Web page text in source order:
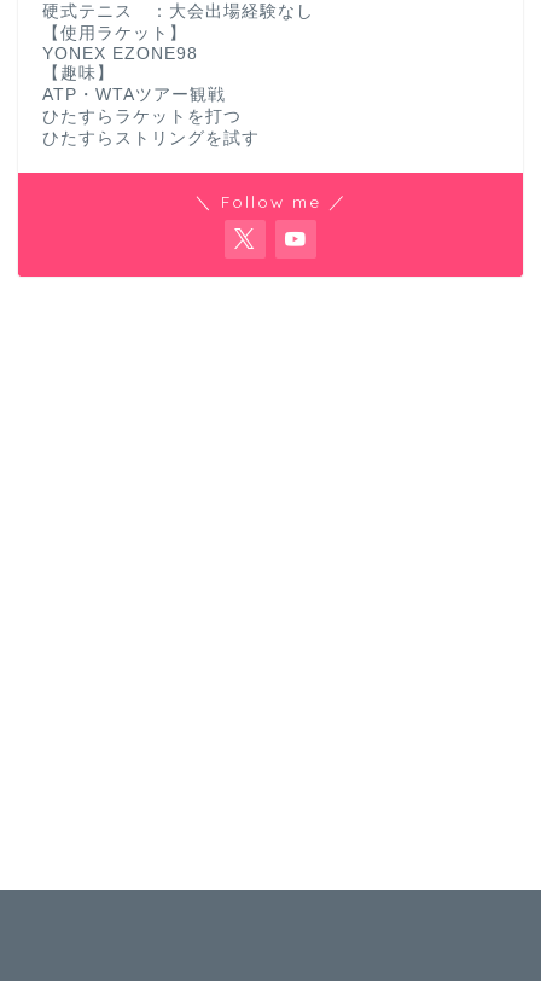
硬式テニス ：大会出場経験なし
【使用ラケット】
YONEX EZONE98
【趣味】
ATP・WTAツアー観戦
ひたすらラケットを打つ
ひたすらストリングを試す
＼ Follow me ／